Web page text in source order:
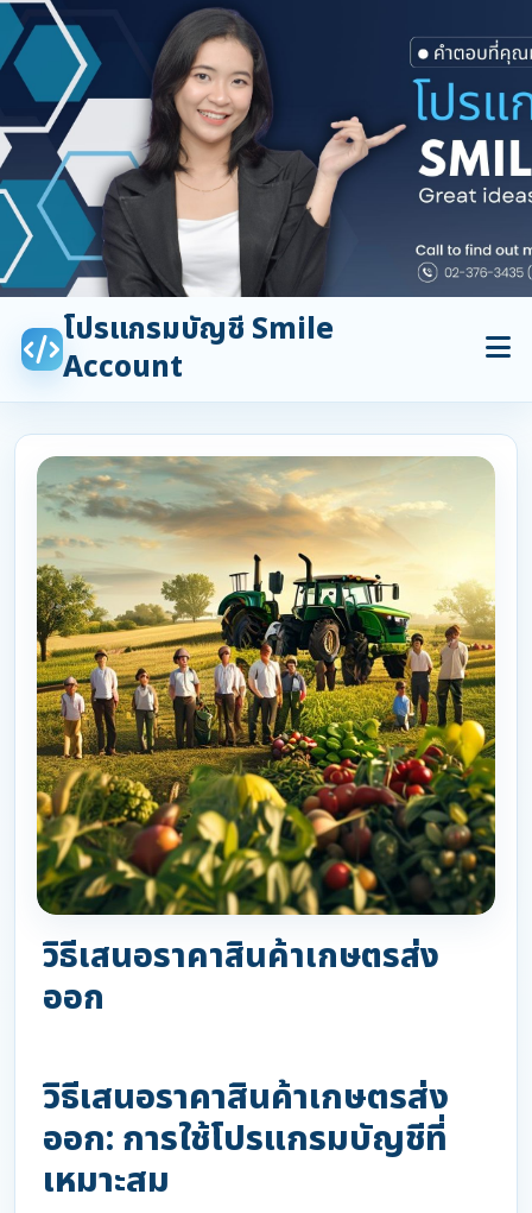
โปรแกรมบัญชี Smile
Account
วิธีเสนอราคาสินค้าเกษตรส่ง
ออก
วิธีเสนอราคาสินค้าเกษตรส่ง
ออก: การใช้โปรแกรมบัญชีที่
เหมาะสม